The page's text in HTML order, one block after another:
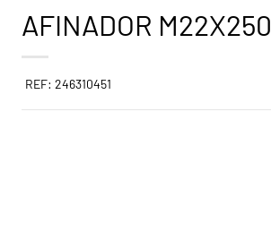
AFINADOR M22X250
REF: 246310451